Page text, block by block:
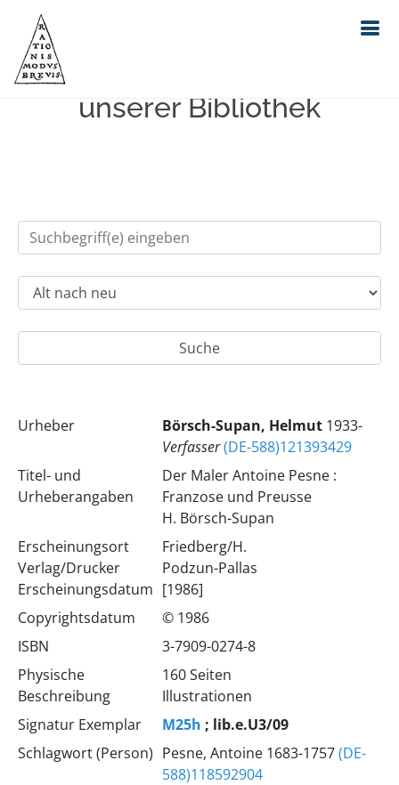
Einfache Suche im Bestand
unserer Bibliothek
Urheber Börsch-Supan, Helmut 1933-
Verfasser(DE-588)121393429
Titel- und
Urheberangaben
Der Maler Antoine Pesne :
Franzose und Preusse
H. Börsch-Supan
Erscheinungsort
Verlag/Drucker
Erscheinungsdatum
Friedberg/H.
Podzun-Pallas
[1986]
Copyrightsdatum
© 1986
ISBN
3-7909-0274-8
Physische
Beschreibung
160 Seiten
Illustrationen
Signatur Exemplar
M25h ; lib.e.U3/09
Schlagwort (Person) Pesne, Antoine 1683-1757(DE-
588)118592904